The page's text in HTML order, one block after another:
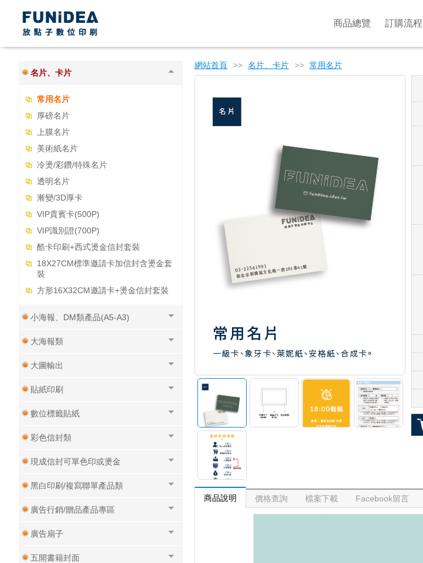
商品總覽 訂購流程
桌曆
數位印刷產品(少量印刷)
名片、卡片
常用名片
厚磅名片
上膜名片
美術紙名片
冷燙/彩鑽/特殊名片
透明名片
漸變/3D厚卡
VIP貴賓卡(500P)
VIP識別證(700P)
酷卡印刷+西式燙金信封套裝
18X27CM標準邀請卡加信封含燙金套
裝
方形16X32CM邀請卡+燙金信封套裝
小海報、DM類產品(A5-A3)
大海報類
大圖輸出
貼紙印刷
數位標籤貼紙
彩色信封類
現成信封可單色印或燙金
黑白印刷/複寫聯單產品類
廣告行銷/贈品產品專區
廣告扇子
五開書籍封面
網站首頁 >> 名片、卡片 >> 常用名片
商品說明 價格查詢 檔案下載 Facebook留言